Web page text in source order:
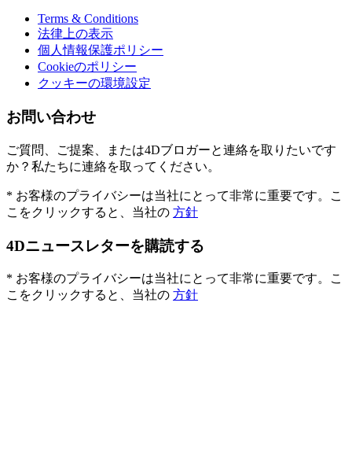
Terms & Conditions
法律上の表示
個人情報保護ポリシー
Cookieのポリシー
クッキーの環境設定
お問い合わせ
ご質問、ご提案、または4Dブロガーと連絡を取りたいです
か？私たちに連絡を取ってください。
* お客様のプライバシーは当社にとって非常に重要です。こ
こをクリックすると、当社の 方針
4Dニュースレターを購読する
* お客様のプライバシーは当社にとって非常に重要です。こ
こをクリックすると、当社の 方針